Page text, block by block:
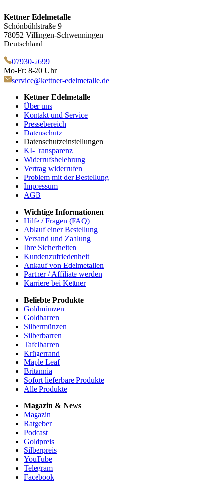
Kettner Edelmetalle
Schönbühlstraße 9
78052 Villingen-Schwenningen
Deutschland
07930-2699
Mo-Fr: 8-20 Uhr
service@kettner-edelmetalle.de
Kettner Edelmetalle
Über uns
Kontakt und Service
Pressebereich
Datenschutz
Datenschutzeinstellungen
KI-Transparenz
Widerrufsbelehrung
Vertrag widerrufen
Problem mit der Bestellung
Impressum
AGB
Wichtige Informationen
Hilfe / Fragen (FAQ)
Ablauf einer Bestellung
Versand und Zahlung
Ihre Sicherheiten
Kundenzufriedenheit
Ankauf von Edelmetallen
Partner / Affiliate werden
Karriere bei Kettner
Beliebte Produkte
Goldmünzen
Goldbarren
Silbermünzen
Silberbarren
Tafelbarren
Krügerrand
Maple Leaf
Britannia
Sofort lieferbare Produkte
Alle Produkte
Magazin & News
Magazin
Ratgeber
Podcast
Goldpreis
Silberpreis
YouTube
Telegram
Facebook